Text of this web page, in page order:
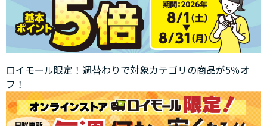
ロイモール限定！週替わりで対象カテゴリの商品が5％オ
フ！